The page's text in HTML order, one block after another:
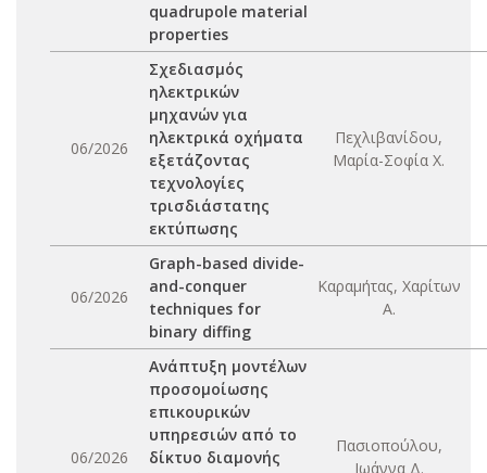
quadrupole material
properties
06/2026
Σχεδιασμός
ηλεκτρικών
μηχανών για
ηλεκτρικά οχήματα
εξετάζοντας
τεχνολογίες
τρισδιάστατης
εκτύπωσης
Πεχλιβανίδου,
Μαρία-Σοφία Χ.
06/2026
Graph-based divide-
and-conquer
techniques for
binary diffing
Καραμήτας, Χαρίτων
Α.
06/2026
Ανάπτυξη μοντέλων
προσομοίωσης
επικουρικών
υπηρεσιών από το
δίκτυο διαμονής
Πασιοπούλου,
Ιωάννα Δ.